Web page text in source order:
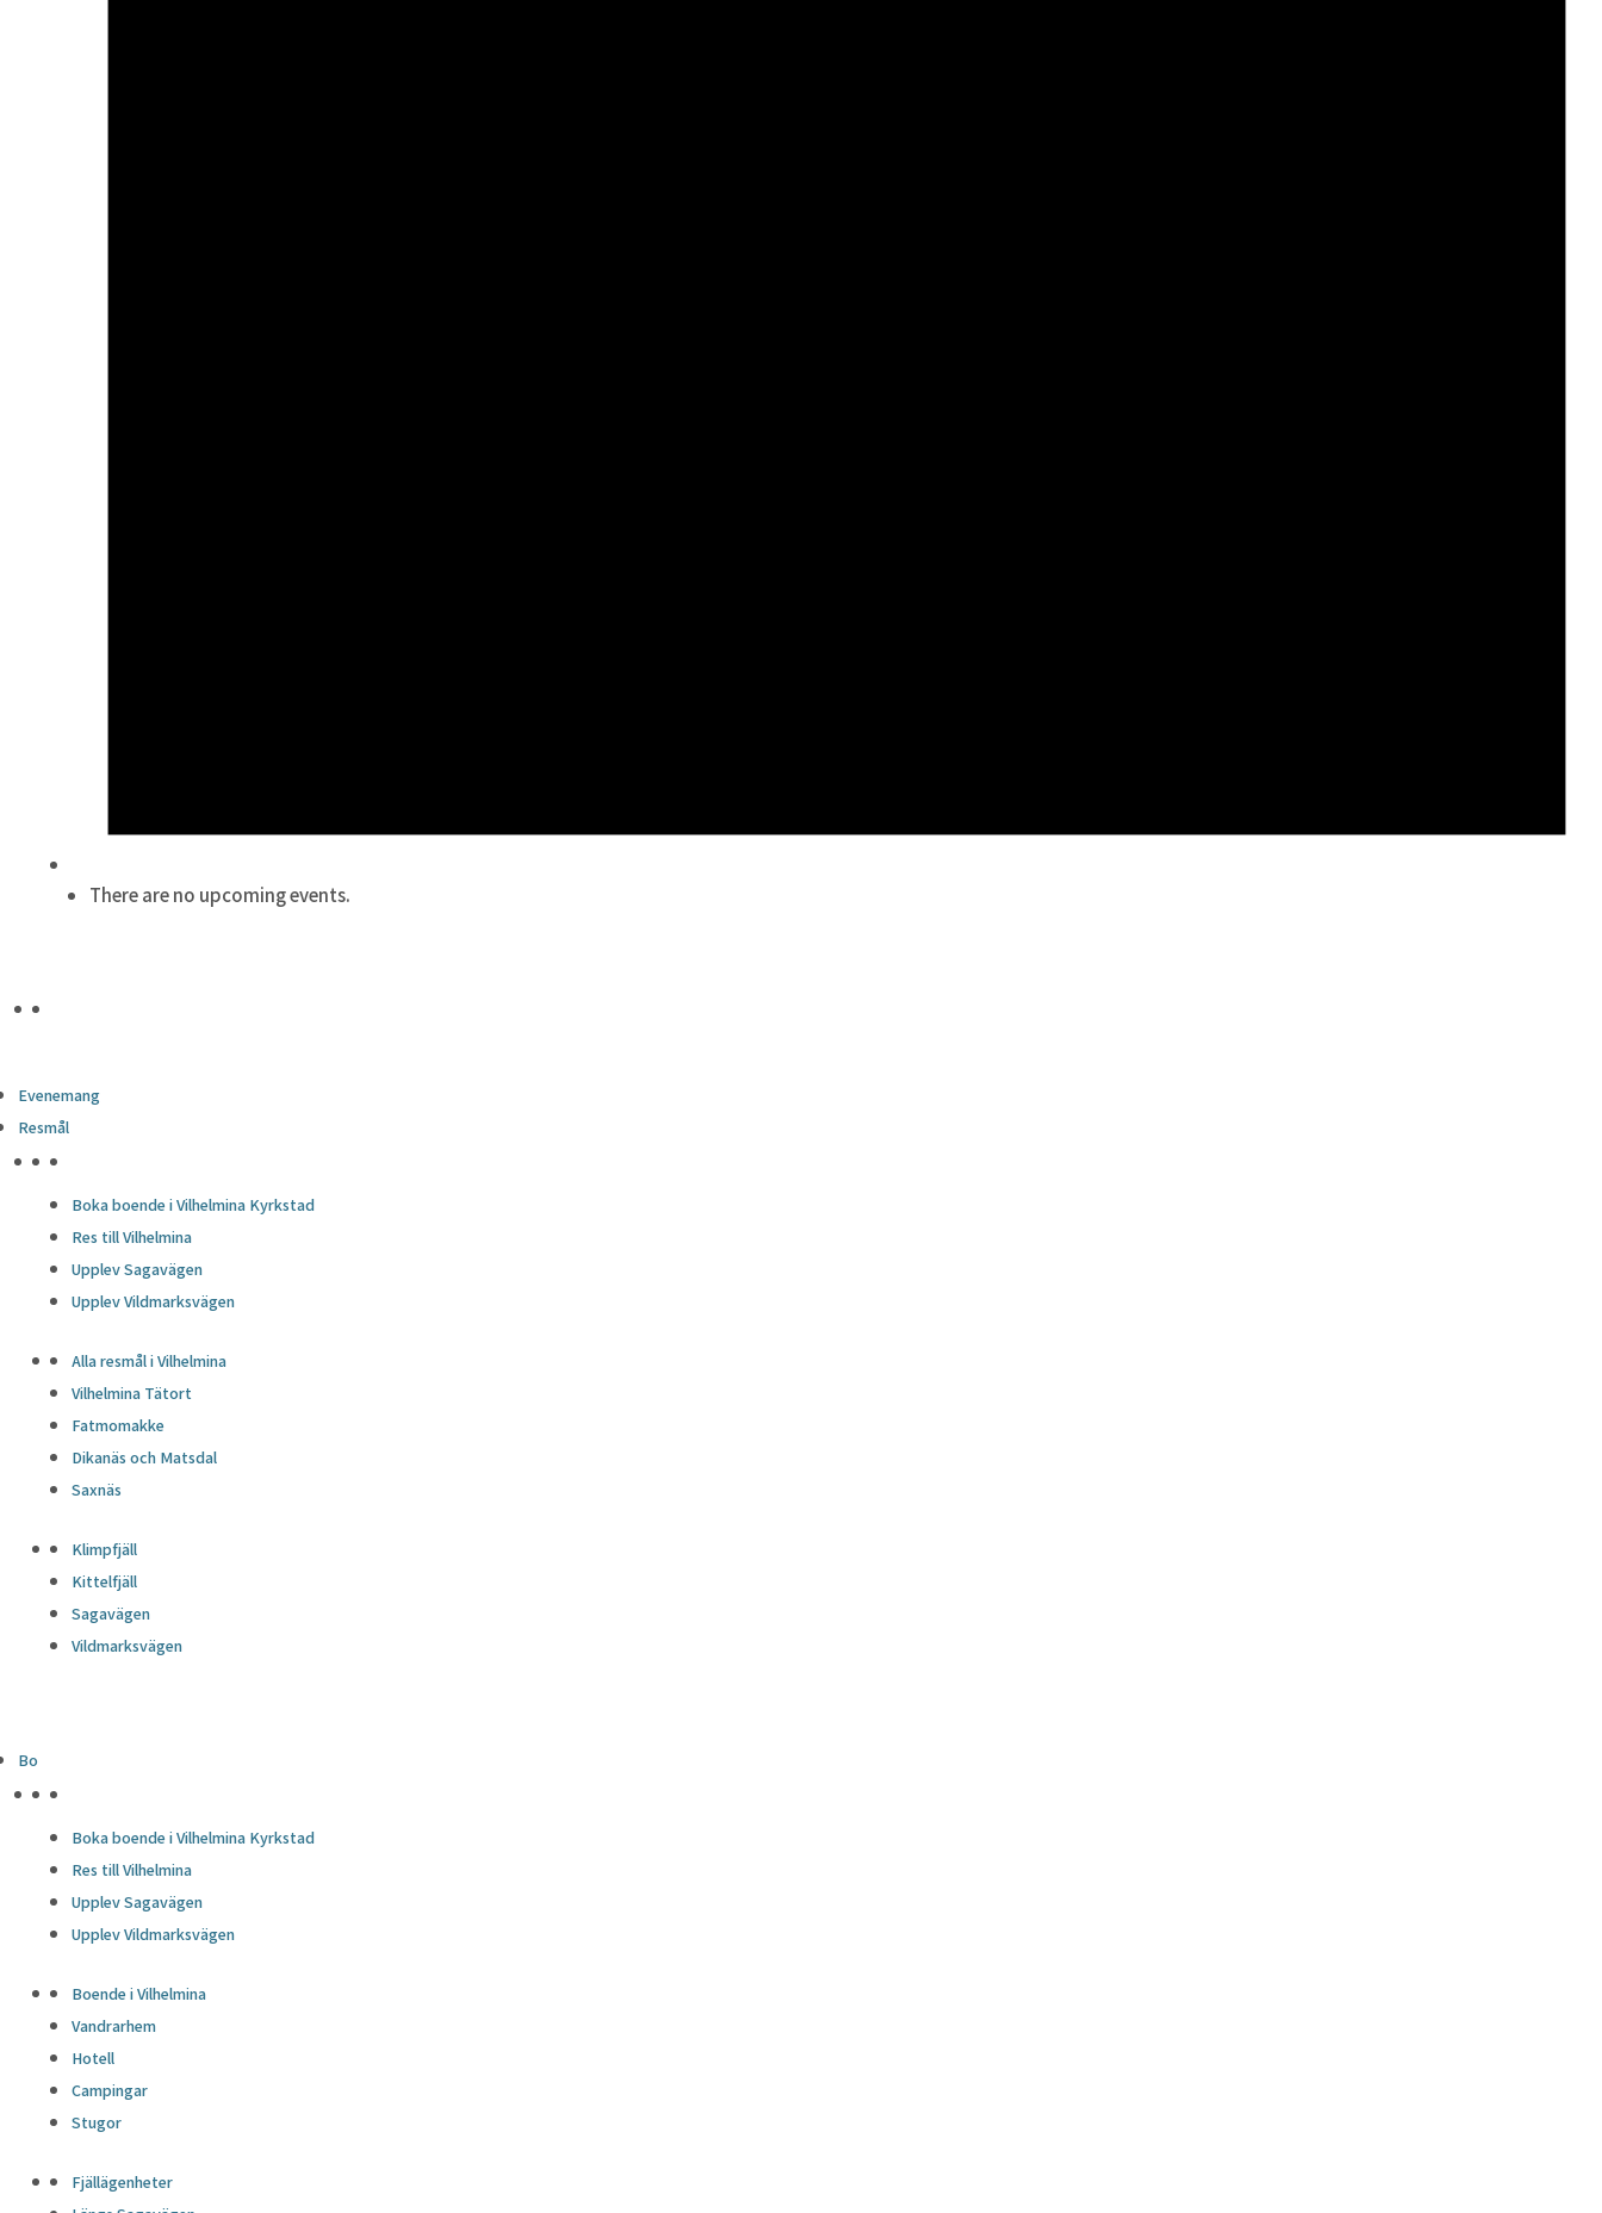
There are no upcoming events.
Evenemang
Resmål
Boka boende i Vilhelmina Kyrkstad
Res till Vilhelmina
Upplev Sagavägen
Upplev Vildmarksvägen
Alla resmål i Vilhelmina
Vilhelmina Tätort
Fatmomakke
Dikanäs och Matsdal
Saxnäs
Klimpfjäll
Kittelfjäll
Sagavägen
Vildmarksvägen
Bo
Boka boende i Vilhelmina Kyrkstad
Res till Vilhelmina
Upplev Sagavägen
Upplev Vildmarksvägen
Boende i Vilhelmina
Vandrarhem
Hotell
Campingar
Stugor
Fjällägenheter